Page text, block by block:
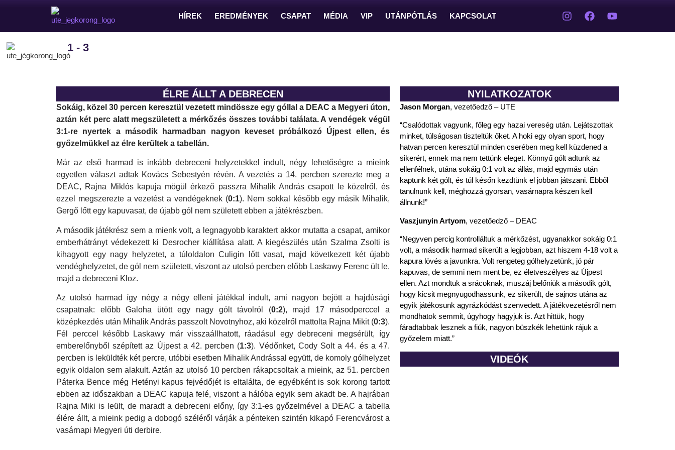
HÍREK EREDMÉNYEK CSAPAT MÉDIA VIP UTÁNPÓTLÁS KAPCSOLAT
1 - 3
ÉLRE ÁLLT A DEBRECEN
Sokáig, közel 30 percen keresztül vezetett mindössze egy góllal a DEAC a Megyeri úton,
aztán két perc alatt megszületett a mérkőzés összes további találata. A vendégek végül
3:1-re nyertek a második harmadban nagyon keveset próbálkozó Újpest ellen, és
győzelmükkel az élre kerültek a tabellán.
Már az első harmad is inkább debreceni helyzetekkel indult, négy lehetőségre a mieink
egyetlen választ adtak Kovács Sebestyén révén. A vezetés a 14. percben szerezte meg a
DEAC, Rajna Miklós kapuja mögül érkező passzra Mihalik András csapott le közelről, és
ezzel megszerezte a vezetést a vendégeknek (0:1). Nem sokkal később egy másik Mihalik,
Gergő lőtt egy kapuvasat, de újabb gól nem született ebben a játékrészben.
A második játékrész sem a mienk volt, a legnagyobb karaktert akkor mutatta a csapat, amikor
emberhátrányt védekezett ki Desrocher kiállítása alatt. A kiegészülés után Szalma Zsolti is
kihagyott egy nagy helyzetet, a túloldalon Culigin lőtt vasat, majd következett két újabb
vendéghelyzetet, de gól nem született, viszont az utolsó percben előbb Laskawy Ferenc ült le,
majd a debreceni Kloz.
Az utolsó harmad így négy a négy elleni játékkal indult, ami nagyon bejött a hajdúsági
csapatnak: előbb Galoha ütött egy nagy gólt távolról (0:2), majd 17 másodperccel a
középkezdés után Mihalik András passzolt Novotnyhoz, aki közelről mattolta Rajna Mikit (0:3).
Fél perccel később Laskawy már visszaállhatott, ráadásul egy debreceni megsérült, így
emberelőnyből szépített az Újpest a 42. percben (1:3). Védőnket, Cody Solt a 44. és a 47.
percben is leküldték két percre, utóbbi esetben Mihalik Andrással együtt, de komoly gólhelyzet
egyik oldalon sem alakult. Aztán az utolsó 10 percben rákapcsoltak a mieink, az 51. percben
Páterka Bence még Hetényi kapus fejvédőjét is eltalálta, de egyébként is sok korong tartott
ebben az időszakban a DEAC kapuja felé, viszont a hálóba egyik sem akadt be. A hajrában
Rajna Miki is leült, de maradt a debreceni előny, így 3:1-es győzelmével a DEAC a tabella
élére állt, a mieink pedig a dobogó széléről várják a pénteken szintén kikapó Ferencvárost a
vasárnapi Megyeri úti derbire.
NYILATKOZATOK
Jason Morgan, vezetőedző – UTE
“Csalódottak vagyunk, főleg egy hazai vereség után. Lejátszottak
minket, túlságosan tiszteltük őket. A hoki egy olyan sport, hogy
hatvan percen keresztül minden cserében meg kell küzdened a
sikerért, ennek ma nem tettünk eleget. Könnyű gólt adtunk az
ellenfélnek, utána sokáig 0:1 volt az állás, majd egymás után
kaptunk két gólt, és túl későn kezdtünk el jobban játszani. Ebből
tanulnunk kell, méghozzá gyorsan, vasárnapra készen kell
állnunk!”
Vaszjunyin Artyom, vezetőedző – DEAC
“Negyven percig kontrolláltuk a mérkőzést, ugyanakkor sokáig 0:1
volt, a második harmad sikerült a legjobban, azt hiszem 4-18 volt a
kapura lövés a javunkra. Volt rengeteg gólhelyzetünk, jó pár
kapuvas, de semmi nem ment be, ez életveszélyes az Újpest
ellen. Azt mondtuk a srácoknak, muszáj belőniük a második gólt,
hogy kicsit megnyugodhassunk, ez sikerült, de sajnos utána az
egyik játékosunk agyrázkódást szenvedett. A játékvezetésről nem
mondhatok semmit, úgyhogy hagyjuk is. Azt hittük, hogy
fáradtabbak lesznek a fiúk, nagyon büszkék lehetünk rájuk a
győzelem miatt.”
VIDEÓK